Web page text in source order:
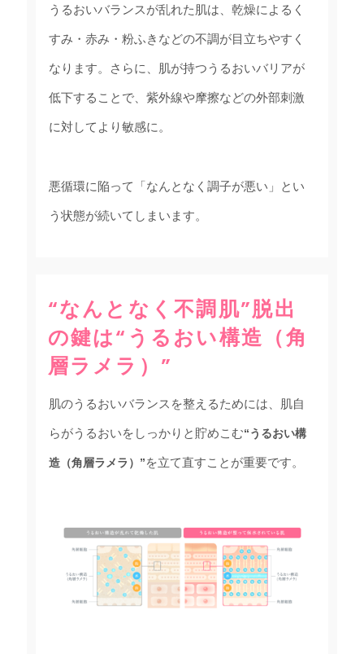
うるおいバランスが乱れた肌は、乾燥によるく
すみ・赤み・粉ふきなどの不調が目立ちやすく
なります。さらに、肌が持つうるおいバリアが
低下することで、紫外線や摩擦などの外部刺激
に対してより敏感に。
悪循環に陥って「なんとなく調子が悪い」とい
う状態が続いてしまいます。
“なんとなく不調肌”脱出
の鍵は“うるおい構造（角
層ラメラ）”
肌のうるおいバランスを整えるためには、肌自
らがうるおいをしっかりと貯めこむ“うるおい構
造（角層ラメラ）”を立て直すことが重要です。